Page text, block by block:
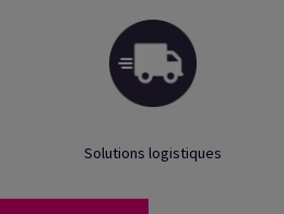
Solutions logistiques